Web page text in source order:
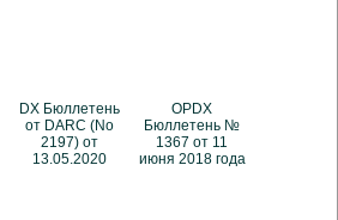
DX Бюллетень
от DARC (No
2197) от
13.05.2020
OPDX
Бюллетень №
1367 от 11
июня 2018 года